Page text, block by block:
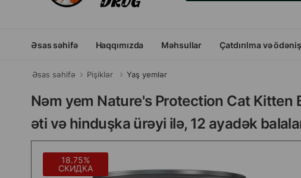
Əsas səhifə Haqqımızda Məhsullar Çatdırılma və ödəniş
Əsas səhifə Pişiklər Yaş yemlər
Nəm yem Nature's Protection Cat Kitten
əti və hinduşka ürəyi ilə, 12 ayadək
18.75%
СКИДКА